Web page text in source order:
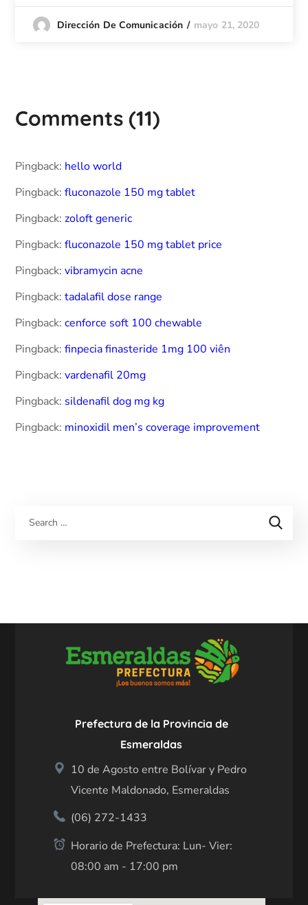
Dirección De Comunicación mayo 21, 2020
Comments (11)
Pingback: hello world
Pingback:fluconazole 150 mg tablet
Pingback:zoloft generic
Pingback:fluconazole 150 mg tablet price
Pingback:vibramycin acne
Pingback:tadalafil dose range
Pingback:cenforce soft 100 chewable
Pingback:finpecia finasteride 1mg 100 viên
Pingback:vardenafil 20mg
Pingback: sildenafil dog mg kg
Pingback: minoxidil men’s coverage improvement
Prefectura de la Provincia de
Esmeraldas
10 de Agosto entre Bolívar y Pedro
Vicente Maldonado, Esmeraldas
(06) 272-1433
Horario de Prefectura: Lun- Vier:
08:00 am - 17:00 pm